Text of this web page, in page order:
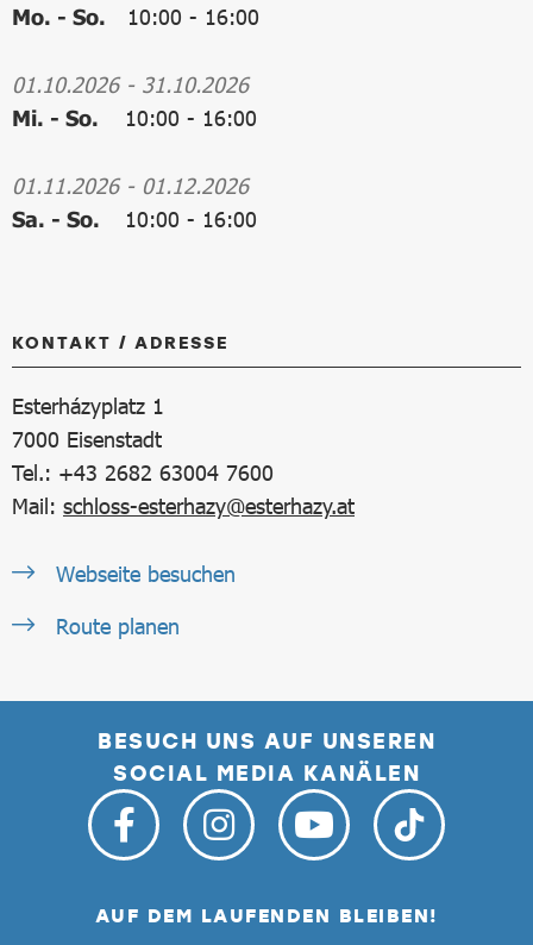
Mo. - So.
10:00 - 16:00
01.10.2026- 31.10.2026
Mi. - So.
10:00 - 16:00
01.11.2026- 01.12.2026
Sa. - So.
10:00 - 16:00
KONTAKT / ADRESSE
Esterházyplatz 1
7000 Eisenstadt
Tel.: +43 2682 63004 7600
Mail: schloss-esterhazy@esterhazy.at
Webseite besuchen
Route planen
BESUCH UNS AUF UNSEREN
SOCIAL MEDIA KANÄLEN
AUF DEM LAUFENDEN BLEIBEN!